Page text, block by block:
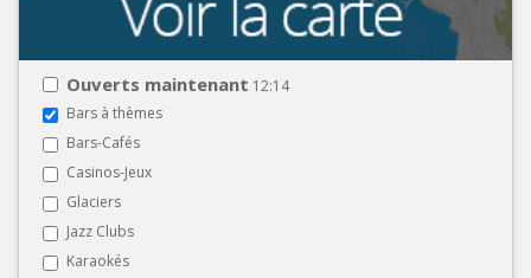
Ouverts maintenant 12:14
Bars à thèmes
Bars-Cafés
Casinos-Jeux
Glaciers
Jazz Clubs
Karaokés